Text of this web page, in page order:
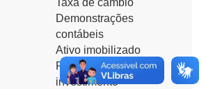
Taxa de câmbio
Demonstrações
contábeis
Ativo imobilizado
Propriedade para
investimento